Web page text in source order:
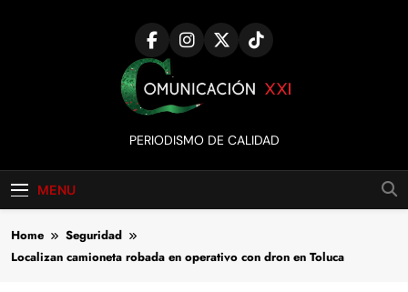
Comunicación
XXI
PERIODISMO DE CALIDAD
MENU
Home
Seguridad
Localizan camioneta robada en operativo con dron en Toluca